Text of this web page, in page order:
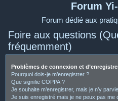
Forum
Forum dédié aux
Foire aux questions
fréquemment)
Problèmes de connexion et
Pourquoi dois-je m’enregistrer ?
Que signifie COPPA ?
Je souhaite m’enregistrer, mais je n’y
Je suis enregistré mais je ne peux pas me